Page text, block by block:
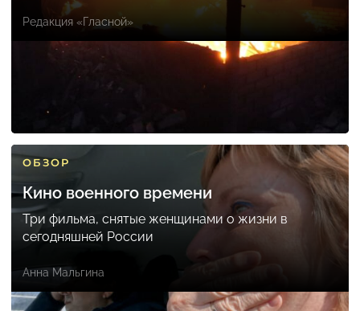
Редакция «Гласной»
ОБЗОР
Кино военного времени
Три фильма, снятые женщинами о жизни в
сегодняшней России
Анна Мальгина